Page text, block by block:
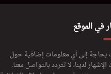
في الموقع
بحاجة إلى أي معلومات إضافية حول
لدينا، لا تتردد بالتواصل معنا.